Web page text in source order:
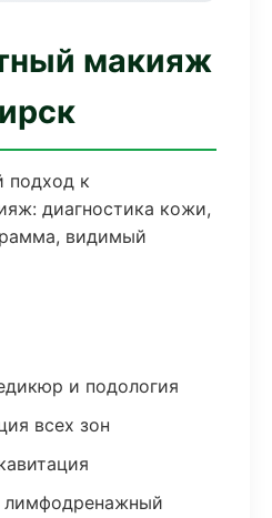
макияж
подход к
диагностика кожи,
видимый
и подология
всех зон
лимфодренажный